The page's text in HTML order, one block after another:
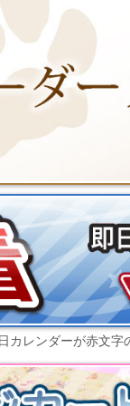
カレンダーが赤文字